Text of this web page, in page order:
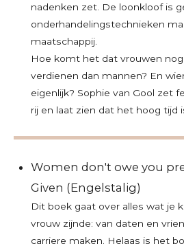
nadenken zet. De loonkloof is
onderhandelingstechnieken
maatschappij.
Hoe komt het dat vrouwen
verdienen dan mannen? En
eigenlijk? Sophie van Gool zet
rij en laat zien dat het hoog tijd
Women don't owe you
Given (Engelstalig)
Dit boek gaat over alles wat je
vrouw zijnde: van daten en
carriere maken. Helaas is het